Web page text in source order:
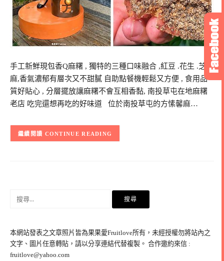
手工新鮮現包香Q麻糬 , 獨特的三種口味融合 ,紅豆 .花生 .芝
麻,香氣濃郁有層次又不甜膩 自助點餐機輕鬆又方便 , 食用品
質好貼心 , 分層擺放讓麻糬不會互相香黏, 南投草屯在地麻糬
老店 吃完還想再吃的好味道 位於南投草屯的方愫馨麻…
CONTINUE READING
鍵
字:
本網站發表之文章照片皆為果果愛Fruitlove所有，未經授權勿將站內之
文字、圖片任意轉貼，請以分享連結代替複製。 合作邀約來信 :
fruitlove@yahoo.com